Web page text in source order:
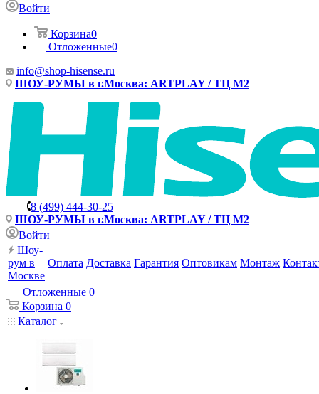
Войти
Корзина0
Отложенные0
info@shop-hisense.ru
ШОУ-РУМЫ в г.Москва: ARTPLAY / ТЦ М2
8 (499) 444-30-25
ШОУ-РУМЫ в г.Москва: ARTPLAY / ТЦ М2
Войти
Шоу-
рум в
Москве
Оплата Доставка Гарантия Оптовикам Монтаж
Отложенные 0
Корзина 0
Каталог